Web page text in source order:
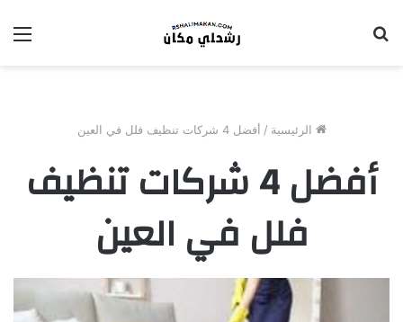
الرئيسية / أفضل 4 شركات تنظيف فلل في العين
أفضل 4 شركات تنظيف
فلل في العين